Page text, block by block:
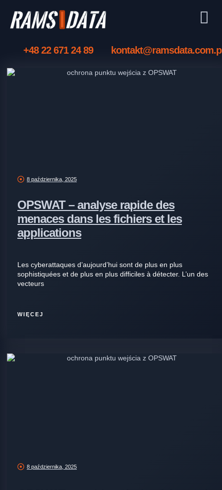
+48 22 671 24 89
8 października, 2025
OPSWAT – analyse rapide des
menaces dans les fichiers et les
applications
Les cyberattaques d’aujourd’hui sont de plus en plus
sophistiquées et de plus en plus difficiles à détecter. L’un des
vecteurs
WIĘCEJ
8 października, 2025